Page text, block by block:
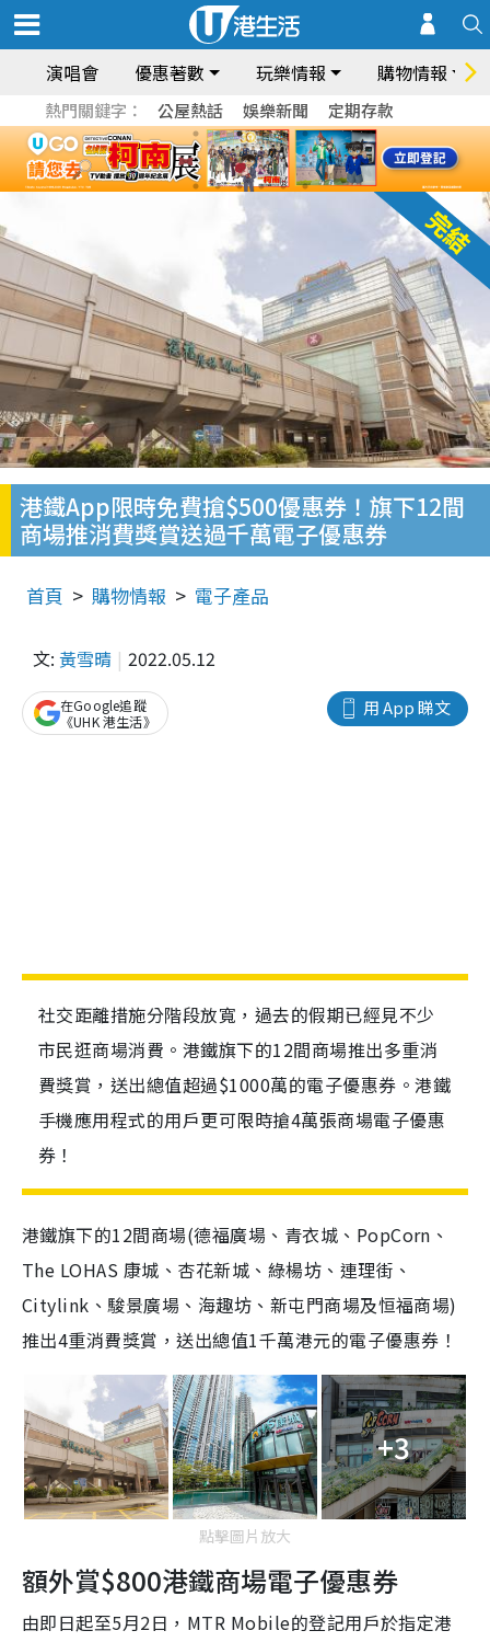
演唱會 優惠著數 玩樂情報 購物情報
熱門關鍵字： 公屋熱話 娛樂新聞 定期存款
港鐵App限時免費搶$500優惠券！旗下12間
商場推消費獎賞送過千萬電子優惠券
首頁 購物情報 電子產品
文: 黃雪晴 2022.05.12
用 App 睇文
在Google追蹤
《UHK 港生活》
社交距離措施分階段放寬，過去的假期已經見不少
市民逛商場消費。港鐵旗下的12間商場推出多重消
費獎賞，送出總值超過$1000萬的電子優惠券。港鐵
手機應用程式的用戶更可限時搶4萬張商場電子優惠
券！
港鐵旗下的12間商場(德福廣場、青衣城、PopCorn、
The LOHAS 康城、杏花新城、綠楊坊、連理街、
Citylink、駿景廣場、海趣坊、新屯門商場及恒福商場)
推出4重消費獎賞，送出總值1千萬港元的電子優惠券！
+3
點擊圖片放大
額外賞$800港鐵商場電子優惠券
由即日起至5月2日，MTR Mobile的登記用戶於指定港